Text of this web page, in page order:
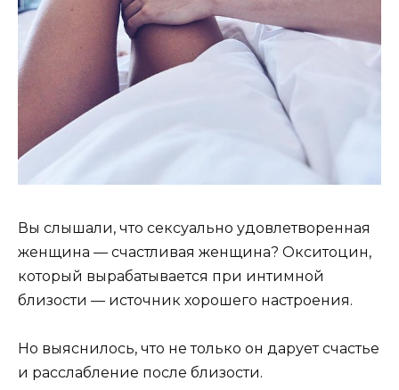
Вы слышали, что сексуально удовлетворенная
женщина — счастливая женщина? Окситоцин,
который вырабатывается при интимной
близости — источник хорошего настроения.
Но выяснилось, что не только он дарует счастье
и расслабление после близости.